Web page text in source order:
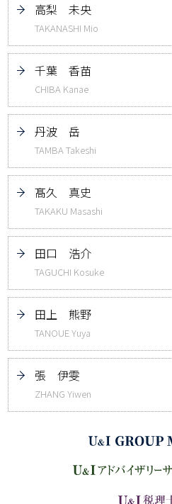
高梨 未央
TAKANASHI Mio
千葉 香苗
CHIBA Kanae
丹波 岳
TAMBA Takeshi
髙久 真史
TAKAKU Masashi
田口 浩介
TAGUCHI Kosuke
田上 熊野
TANOUE Yuya
張 伊雯
ZHANG Yiwen